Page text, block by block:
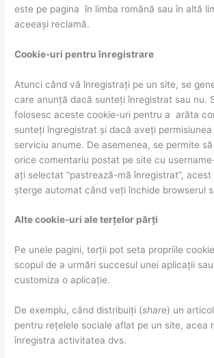
este pe pagina în limba română sau în altă
aceeași reclamă.
Cookie-uri pentru înregistrare
Atunci când vă înregistrați pe un site, se
care anunță dacă sunteți înregistrat sau nu.
folosesc aceste cookie-uri pentru a arăta
sunteți îngregistrat și dacă aveți
serviciu anume. De asemenea, se permite
orice comentariu postat pe site cu
ați selectat “pastrează-mă înregistrat”, acest
șterge automat când veți închide browserul
Alte cookie-uri ale terțelor părți
Pe unele pagini, terții pot seta propriile
scopul de a urmări succesul unei aplicații
customiza o aplicație.
De exemplu, când distribuiți (share) un
pentru rețelele sociale aflat pe un site, acea
înregistra activitatea dvs.